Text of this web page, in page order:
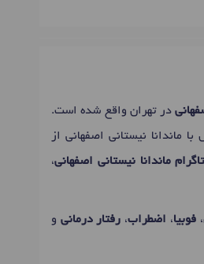
در تهران واقع شده است.
ماندانا نیستانی اصفهانی از
ماندانا نیستانی اصفهانی،
،فوبیا، اضطراب، رفتار درمانی و